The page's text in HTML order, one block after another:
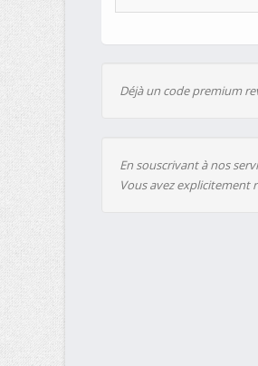
Déjà un code premium
En souscrivant à nos
Vous avez